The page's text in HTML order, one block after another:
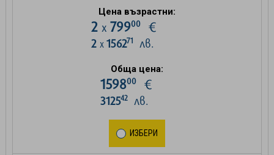
Цена възрастни:
2 х 79900€
2 х 156271 лв.
Обща цена:
159800€
312542лв.
ИЗБЕРИ